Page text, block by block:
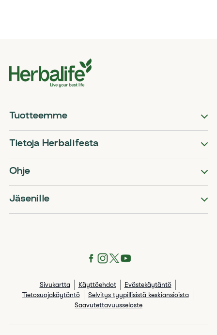
Tuotteemme
Tietoja Herbalifesta
Ohje
Jäsenille
Sivukartta Käyttöehdot
Evästekäytäntö
Tietosuojakäytäntö
Selvitys tyypillisistä keskiansioista
Saavutettavuusseloste